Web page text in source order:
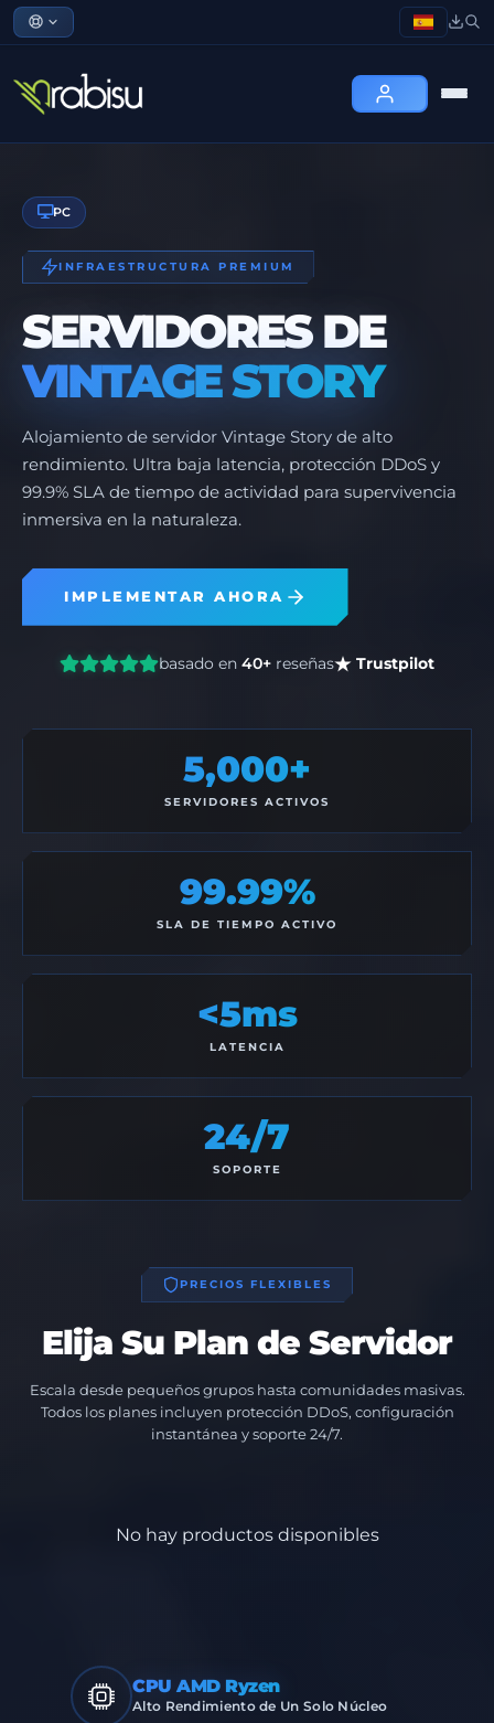
PC
INFRAESTRUCTURA PREMIUM
SERVIDORES DE
VINTAGE STORY
Alojamiento de servidor Vintage Story de alto
rendimiento. Ultra baja latencia, protección DDoS y
99.9% SLA de tiempo de actividad para supervivencia
inmersiva en la naturaleza.
IMPLEMENTAR AHORA
basado en 40+ reseñas Trustpilot
5,000+
SERVIDORES ACTIVOS
99.99%
SLA DE TIEMPO ACTIVO
<5ms
LATENCIA
24/7
SOPORTE
PRECIOS FLEXIBLES
Elija Su Plan de Servidor
Escala desde pequeños grupos hasta comunidades masivas.
Todos los planes incluyen protección DDoS, configuración
instantánea y soporte 24/7.
No hay productos disponibles
CPU AMD Ryzen
Alto Rendimiento de Un Solo Núcleo